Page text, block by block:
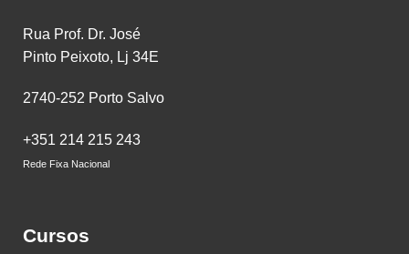
Rua Prof. Dr. José
Pinto Peixoto, Lj 34E
2740-252 Porto Salvo
+351 214 215 243
Rede Fixa Nacional
Cursos